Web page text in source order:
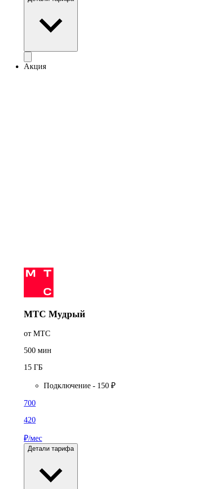
Акция
МТС Мудрый
от МТС
500 мин
15 ГБ
Подключение - 150 ₽
700
420
₽/мес
Детали тарифа